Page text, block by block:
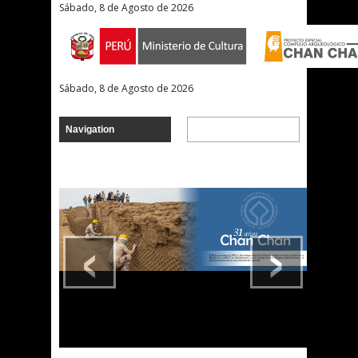
Sábado, 8 de Agosto de 2026
Sábado, 8 de Agosto de 2026
›
‹